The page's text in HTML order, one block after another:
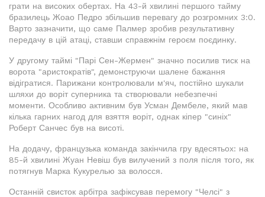
грати на високих обертах. На 43-й хвилині першого тайму
бразилець Жоао Педро збільшив перевагу до розгромних 3:0.
Варто зазначити, що саме Палмер зробив результативну
передачу в цій атаці, ставши справжнім героєм поєдинку.
У другому таймі "Парі Сен-Жермен" значно посилив тиск на
ворота "аристократів", демонструючи шалене бажання
відігратися. Парижани контролювали м'яч, постійно шукали
шляхи до воріт суперника та створювали небезпечні
моменти. Особливо активним був Усман Дембеле, який мав
кілька гарних нагод для взяття воріт, однак кіпер "синіх"
Роберт Санчес був на висоті.
На додачу, французька команда закінчила гру вдесятьох: на
85-й хвилині Жуан Невіш був вилучений з поля після того, як
потягнув Марка Кукурелью за волосся.
Останній свисток арбітра зафіксував перемогу "Челсі" з